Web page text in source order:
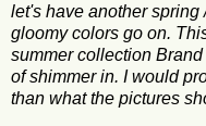
let's have another spring
gloomy colors go on.
summer collection
of shimmer in. I would
than what the pictures